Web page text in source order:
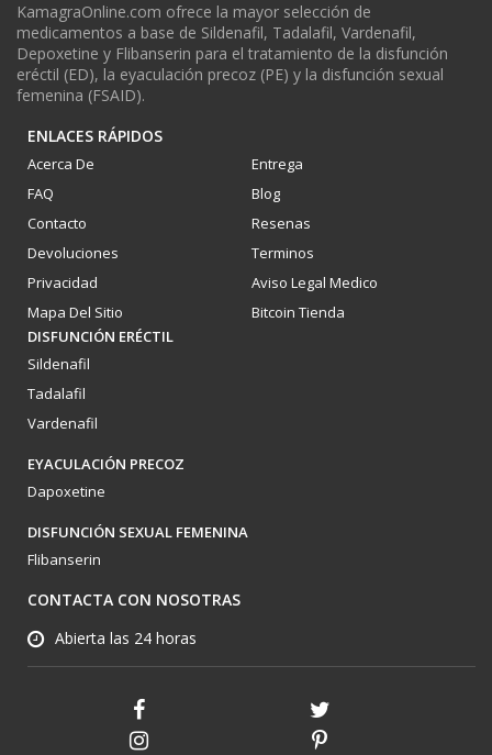
KamagraOnline.com ofrece la mayor selección de
medicamentos a base de Sildenafil, Tadalafil, Vardenafil,
Depoxetine y Flibanserin para el tratamiento de la disfunción
eréctil (ED), la eyaculación precoz (PE) y la disfunción sexual
femenina (FSAID).
ENLACES RÁPIDOS
Acerca De
Entrega
FAQ
Blog
Contacto
Resenas
Devoluciones
Terminos
Privacidad
Aviso Legal Medico
Mapa Del Sitio
Bitcoin Tienda
DISFUNCIÓN ERÉCTIL
Sildenafil
Tadalafil
Vardenafil
EYACULACIÓN PRECOZ
Dapoxetine
DISFUNCIÓN SEXUAL FEMENINA
Flibanserin
CONTACTA CON NOSOTRAS
Abierta las 24 horas